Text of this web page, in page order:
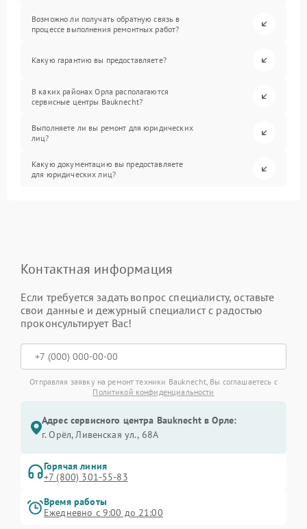
Возможно ли получать обратную связь в
процессе выполнения ремонтных работ?
Какую гарантию вы предоставляете?
В каких районах Орла располагаются
сервисные центры Bauknecht?
Выполняете ли вы ремонт для юридических
лиц?
Какую документацию вы предоставляете
для юридических лиц?
Контактная информация
Если требуется задать вопрос специалисту, оставьте
свои данные и дежурный специалист с радостью
проконсультирует Вас!
Отправляя заявку на ремонт техники Bauknecht, Вы соглашаетесь с
Политикой конфиденциальности
Адрес сервисного центра Bauknecht в Орле:
г. Орёл, Ливенская ул., 68А
Горячая линия
+7 (800) 301-55-83
Время работы
Ежедневно с 9:00 до 21:00